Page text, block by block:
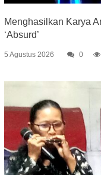
Menghasilkan Karya
‘Absurd’
5 Agustus 2026 0